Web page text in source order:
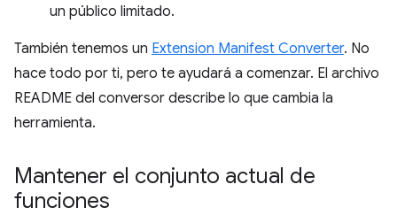
un público limitado.
También tenemos un Extension Manifest Converter. No
hace todo por ti, pero te ayudará a comenzar. El archivo
README del conversor describe lo que cambia la
herramienta.
Mantener el conjunto actual de
funciones